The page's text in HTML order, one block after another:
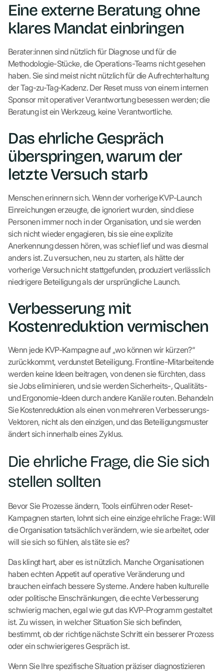
Eine externe Beratung ohne
klares Mandat einbringen
Berater:innen sind nützlich für Diagnose und für die
Methodologie-Stücke, die Operations-Teams nicht gesehen
haben. Sie sind meist nicht nützlich für die Aufrechterhaltung
der Tag-zu-Tag-Kadenz. Der Reset muss von einem internen
Sponsor mit operativer Verantwortung besessen werden; die
Beratung ist ein Werkzeug, keine Verantwortliche.
Das ehrliche Gespräch
überspringen, warum der
letzte Versuch starb
Menschen erinnern sich. Wenn der vorherige KVP-Launch
Einreichungen erzeugte, die ignoriert wurden, sind diese
Personen immer noch in der Organisation, und sie werden
sich nicht wieder engagieren, bis sie eine explizite
Anerkennung dessen hören, was schief lief und was diesmal
anders ist. Zu versuchen, neu zu starten, als hätte der
vorherige Versuch nicht stattgefunden, produziert verlässlich
niedrigere Beteiligung als der ursprüngliche Launch.
Verbesserung mit
Kostenreduktion vermischen
Wenn jede KVP-Kampagne auf „wo können wir kürzen?“
zurückkommt, verdunstet Beteiligung. Frontline-Mitarbeitende
werden keine Ideen beitragen, von denen sie fürchten, dass
sie Jobs eliminieren, und sie werden Sicherheits-, Qualitäts-
und Ergonomie-Ideen durch andere Kanäle routen. Behandeln
Sie Kostenreduktion als einen von mehreren Verbesserungs-
Vektoren, nicht als den einzigen, und das Beteiligungsmuster
ändert sich innerhalb eines Zyklus.
Die ehrliche Frage, die Sie sich
stellen sollten
Bevor Sie Prozesse ändern, Tools einführen oder Reset-
Kampagnen starten, lohnt sich eine einzige ehrliche Frage: Will
die Organisation tatsächlich verändern, wie sie arbeitet, oder
will sie sich so fühlen, als täte sie es?
Das klingt hart, aber es ist nützlich. Manche Organisationen
haben echten Appetit auf operative Veränderung und
brauchen einfach bessere Systeme. Andere haben kulturelle
oder politische Einschränkungen, die echte Verbesserung
schwierig machen, egal wie gut das KVP-Programm gestaltet
ist. Zu wissen, in welcher Situation Sie sich befinden,
bestimmt, ob der richtige nächste Schritt ein besserer Prozess
oder ein schwierigeres Gespräch ist.
Wenn Sie Ihre spezifische Situation präziser diagnostizieren